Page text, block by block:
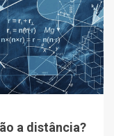
a distância?